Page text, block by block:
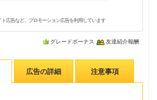
広告など、プロモーション広告を利用しています
グレードボーナス 友達紹介報酬
広告の詳細 注意事項